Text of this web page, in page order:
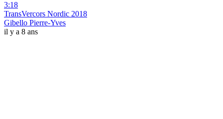
3:18
TransVercors Nordic 2018
Gibello Pierre-Yves
il y a 8 ans